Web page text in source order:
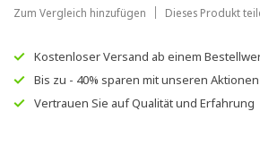
Zum Vergleich hinzufügen Dieses Produkt
Kostenloser Versand ab einem
Bis zu - 40% sparen mit unseren Aktionen
Vertrauen Sie aufQualität und Erfahrung